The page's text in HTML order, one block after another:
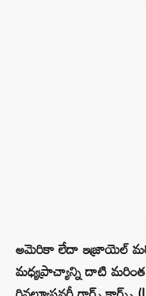
అమెరికా లేదా ఇజ్రాయెల్
మధ్యప్రాచ్యాన్ని దాటి మరింత